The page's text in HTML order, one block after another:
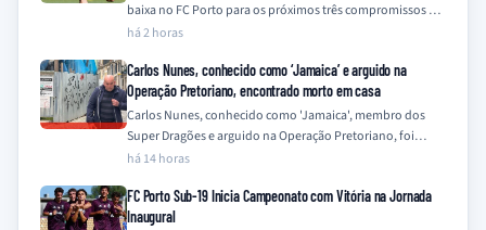
baixa no FC Porto para os próximos três compromissos da
equipa, frente a…
há 2 horas
Carlos Nunes, conhecido como ‘Jamaica’ e arguido na
Operação Pretoriano, encontrado morto em casa
Carlos Nunes, conhecido como 'Jamaica', membro dos
Super Dragões e arguido na Operação Pretoriano, foi
encontrado morto na sua residência este sábado,…
há 14 horas
FC Porto Sub-19 Inicia Campeonato com Vitória na Jornada
Inaugural